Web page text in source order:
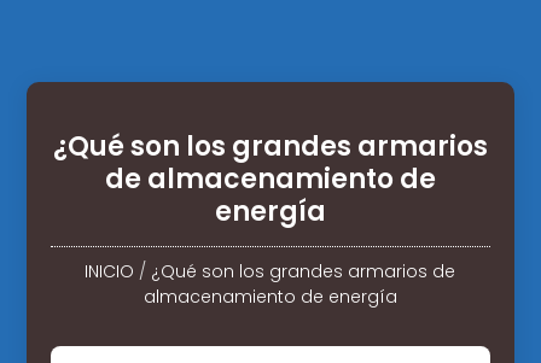
¿Qué son los grandes armarios
de almacenamiento de
energía
INICIO / ¿Qué son los grandes armarios de
almacenamiento de energía